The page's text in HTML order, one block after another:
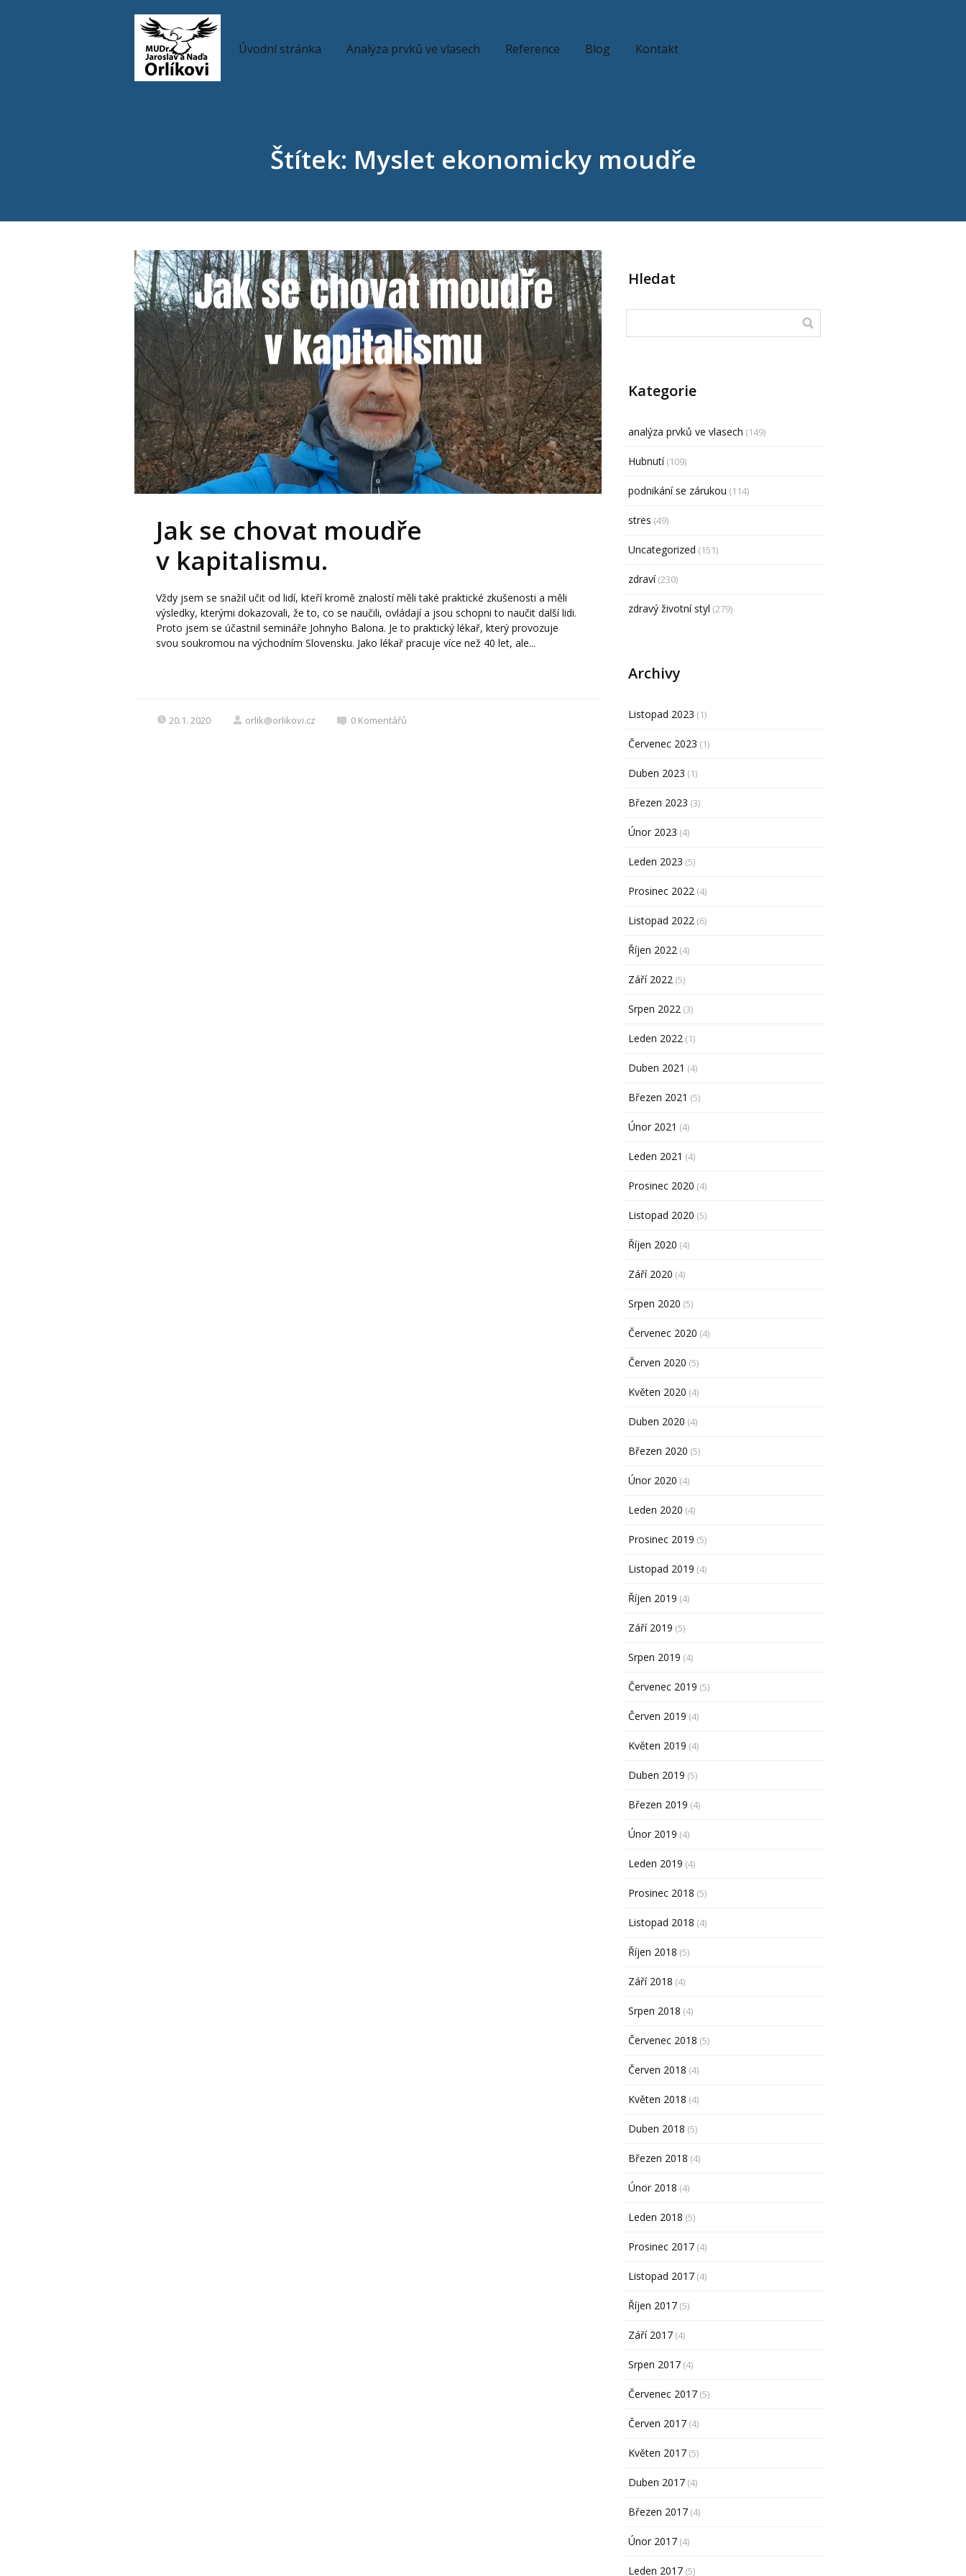
Úvodní stránka Analýza prvků ve vlasech Reference Blog Kontakt
Štítek: Myslet ekonomicky moudře
Jak se chovat moudře
v kapitalismu.
Vždy jsem se snažil učit od lidí, kteří kromě znalostí měli také praktické zkušenosti a měli
výsledky, kterými dokazovali, že to, co se naučili, ovládají a jsou schopni to naučit další lidi.
Proto jsem se účastnil semináře Johnyho Balona. Je to praktický lékař, který provozuje
svou soukromou na východním Slovensku. Jako lékař pracuje více než 40 let, ale...
20.1. 2020 orlik@orlikovi.cz 0 Komentářů
Hledat
Kategorie
analýza prvků ve vlasech (149)
Hubnutí(109)
podnikání se zárukou (114)
stres (49)
Uncategorized (151)
zdraví(230)
zdravý životní styl (279)
Archivy
Listopad 2023 (1)
Červenec 2023 (1)
Duben 2023 (1)
Březen 2023 (3)
Únor 2023 (4)
Leden 2023 (5)
Prosinec 2022 (4)
Listopad 2022 (6)
Říjen 2022 (4)
Září 2022 (5)
Srpen 2022 (3)
Leden 2022 (1)
Duben 2021 (4)
Březen 2021 (5)
Únor 2021 (4)
Leden 2021 (4)
Prosinec 2020 (4)
Listopad 2020 (5)
Říjen 2020 (4)
Září 2020 (4)
Srpen 2020 (5)
Červenec 2020 (4)
Červen 2020 (5)
Květen 2020 (4)
Duben 2020 (4)
Březen 2020 (5)
Únor 2020 (4)
Leden 2020 (4)
Prosinec 2019 (5)
Listopad 2019 (4)
Říjen 2019 (4)
Září 2019 (5)
Srpen 2019 (4)
Červenec 2019 (5)
Červen 2019 (4)
Květen 2019 (4)
Duben 2019 (5)
Březen 2019 (4)
Únor 2019 (4)
Leden 2019 (4)
Prosinec 2018 (5)
Listopad 2018 (4)
Říjen 2018 (5)
Září 2018 (4)
Srpen 2018 (4)
Červenec 2018 (5)
Červen 2018 (4)
Květen 2018 (4)
Duben 2018 (5)
Březen 2018 (4)
Únor 2018 (4)
Leden 2018 (5)
Prosinec 2017 (4)
Listopad 2017 (4)
Říjen 2017 (5)
Září 2017 (4)
Srpen 2017 (4)
Červenec 2017 (5)
Červen 2017 (4)
Květen 2017 (5)
Duben 2017 (4)
Březen 2017 (4)
Únor 2017 (4)
Leden 2017 (5)